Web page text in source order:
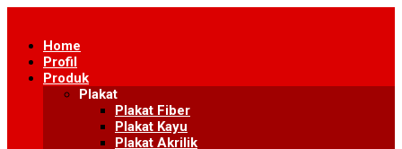
contentHome
Profil
Produk
Plakat
Plakat Fiber
Plakat Kayu
Plakat Akrilik